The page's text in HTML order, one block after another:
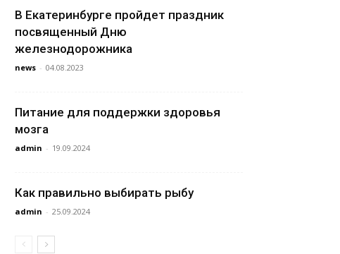
В Екатеринбурге пройдет праздник
посвященный Дню
железнодорожника
news - 04.08.2023
Питание для поддержки здоровья
мозга
admin - 19.09.2024
Как правильно выбирать рыбу
admin - 25.09.2024